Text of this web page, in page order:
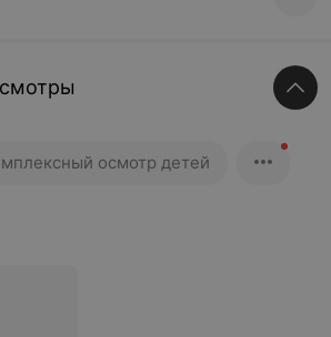
осмотр детей